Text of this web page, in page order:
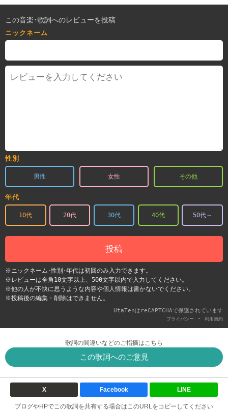
この音楽･歌詞へのレビューを投稿
ニックネーム
性別
男性 女性 その他
年代
10代 20代 30代 40代 50代～
投稿
※ニックネーム･性別･年代は初回のみ入力できます。
※レビューは全角10文字以上、500文字以内で入力してください。
※他の人が不快に思うような内容や個人情報は書かないでください。
※投稿後の編集・削除はできません。
UtaTenはreCAPTCHAで保護されています
プライバシー - 利用契約
歌詞の間違いなどのご指摘はこちら
この歌詞へのご意見
X Facebook LINE
ブログやHPでこの歌詞を共有する場合はこのURLをコピーしてください